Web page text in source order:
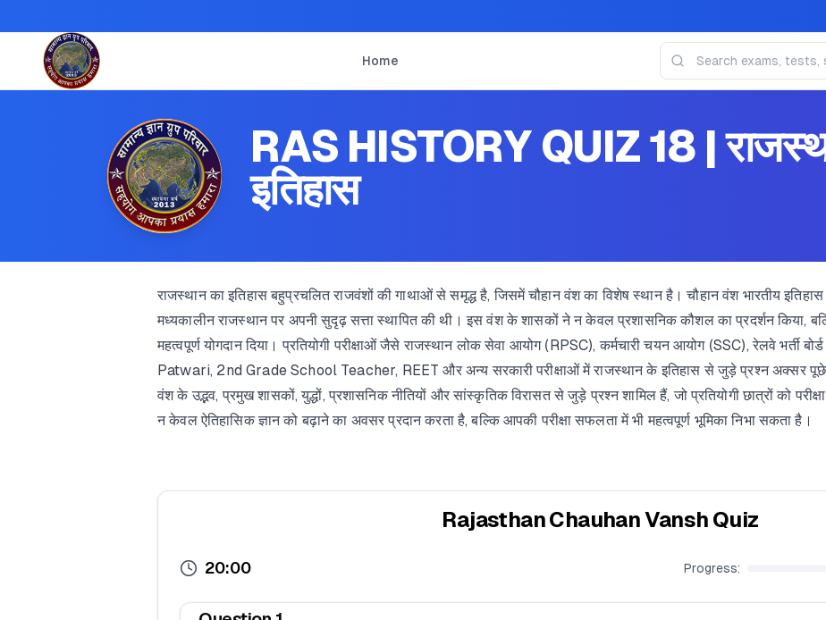
Home
RAS HISTORY QUIZ 18 |
इतिहास
राजस्थान का इतिहास बहुप्रचलित राजवंशों की गाथाओं से समृद्ध है, जिसमें चौहान वंश का विशेष स्थान है। चौहान वंश भारतीय
मध्यकालीन राजस्थान पर अपनी सुदृढ़ सत्ता स्थापित की थी। इस वंश के शासकों ने न केवल प्रशासनिक कौशल का प्रदर्शन किया,
महत्वपूर्ण योगदान दिया। प्रतियोगी परीक्षाओं जैसे राजस्थान लोक सेवा आयोग (RPSC), कर्मचारी चयन आयोग (SSC), रेलवे भर्ती
Patwari, 2nd Grade School Teacher, REET और अन्य सरकारी परीक्षाओं में राजस्थान के इतिहास से जुड़े प्रश्न अक्सर
वंश के उद्भव, प्रमुख शासकों, युद्धों, प्रशासनिक नीतियों और सांस्कृतिक विरासत से जुड़े प्रश्न शामिल हैं, जो प्रतियोगी छात्रों को
न केवल ऐतिहासिक ज्ञान को बढ़ाने का अवसर प्रदान करता है, बल्कि आपकी परीक्षा सफलता में भी महत्वपूर्ण भूमिका निभा सकता है।
Rajasthan Chauhan Vansh Quiz
20:00 Progress: